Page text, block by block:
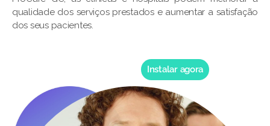
qualidade dos serviços prestados e aumentar a satisfação
dos seus pacientes.
Instalar agora